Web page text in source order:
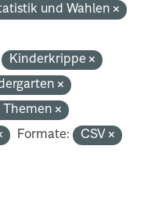
und Wahlen
Kinderkrippe
Themen
Formate:
CSV